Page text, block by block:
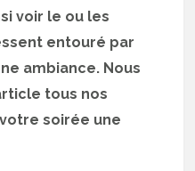
voir le ou les
entouré par
ambiance. Nous
tous nos
soirée une